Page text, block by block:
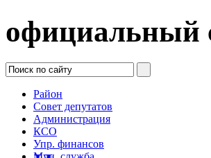
официальный
Район
Совет депутатов
Администрация
КСО
Упр. финансов